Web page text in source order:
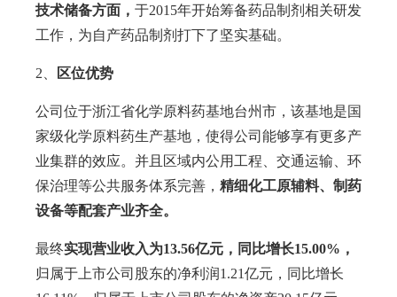
技术储备方面， 于2015年开始筹备药品制剂相关研发
工作，为自产药品制剂打下了坚实基础。
2、 区位优势
公司位于浙江省化学原料药基地台州市，该基地是国
家级化学原料药生产基地，使得公司能够享有更多产
业集群的效应。并且区域内公用工程、交通运输、环
保治理等公共服务体系完善， 精细化工原辅料、制药
设备等配套产业齐全。
最终实现营业收入为13.56亿元，同比增长15.00%，
归属于上市公司股东的净利润1.21亿元，同比增长